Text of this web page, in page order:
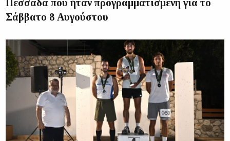
Πεσσάδα που ήταν προγραμματισμένη για το
Σάββατο 8 Αυγούστου